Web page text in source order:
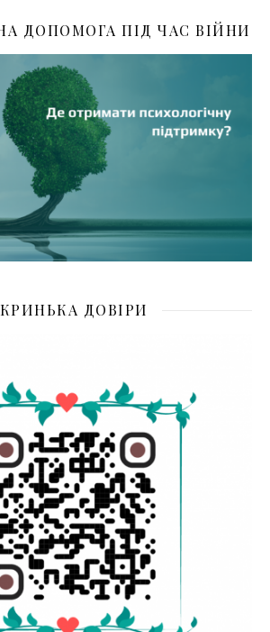
ДОПОМОГА ПІД ЧАС ВІЙНИ
ДОВІРИ